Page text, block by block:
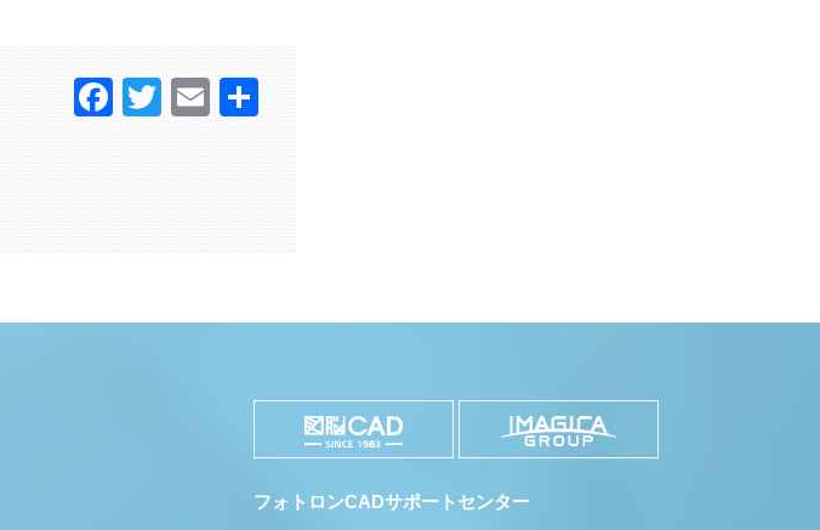
Facebook
TwitterEmail
フォトロンCADサポートセンター